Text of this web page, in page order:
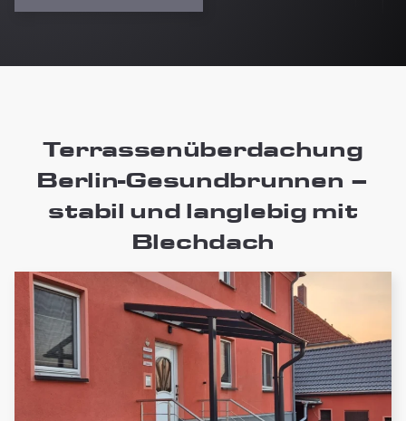
Terrassenüberdachung
Berlin-Gesundbrunnen –
stabil und langlebig mit
Blechdach